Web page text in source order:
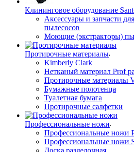
Клининговое оборудование
Аксессуары и запчасти
пылесосов
Моющие (экстракторы)
Протирочные материалы
Kimberly Clark
Нетканый материал Prof
Протирочные материалы
Бумажные полотенца
Туалетная бумага
Протирочные салфетки
Профессиональные ножи
Профессиональные ножи
Профессиональные ножи
Доска разделочная